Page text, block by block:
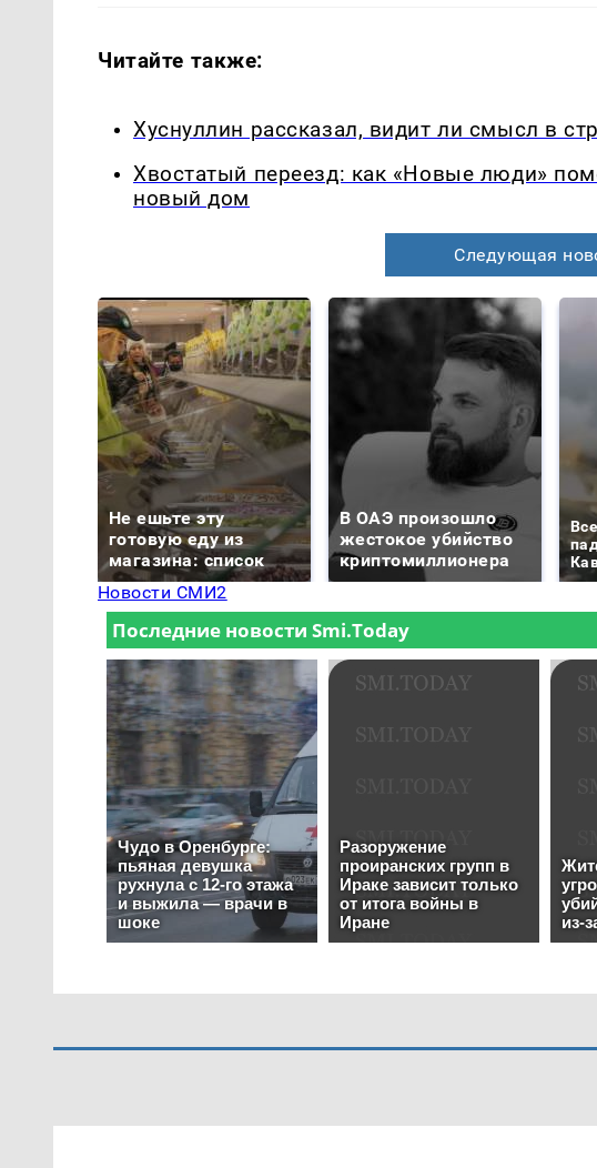
Читайте также:
Хуснуллин рассказал, видит ли смысл в
Хвостатый переезд: как «Новые люди»
новый дом
Следующая
Не ешьте эту
готовую еду из
магазина: список
В ОАЭ произошло
жестокое убийство
криптомиллионера
Новости СМИ2